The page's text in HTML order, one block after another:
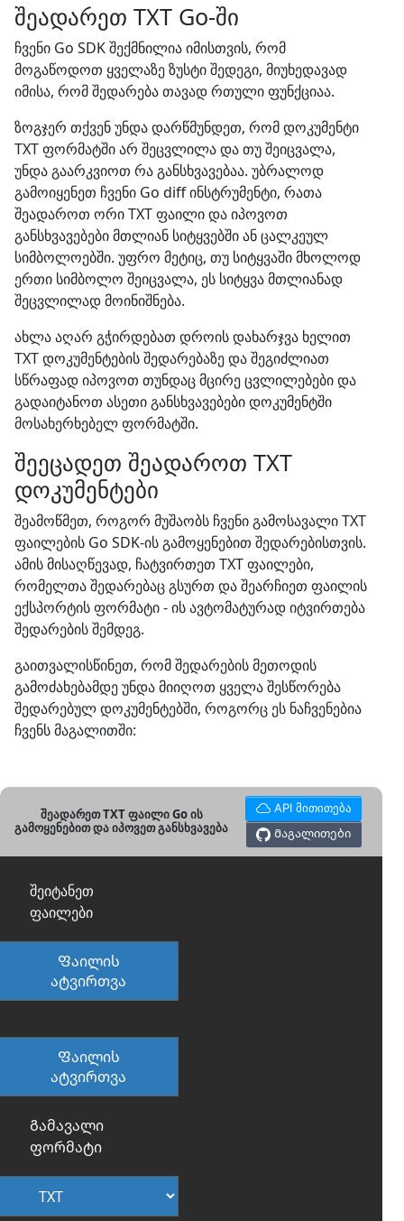
შეადარეთ TXT Go-ში
ჩვენი Go SDK შექმნილია იმისთვის, რომ
მოგაწოდოთ ყველაზე ზუსტი შედეგი, მიუხედავად
იმისა, რომ შედარება თავად რთული ფუნქციაა.
ზოგჯერ თქვენ უნდა დარწმუნდეთ, რომ დოკუმენტი
TXT ფორმატში არ შეცვლილა და თუ შეიცვალა,
უნდა გაარკვიოთ რა განსხვავებაა. უბრალოდ
გამოიყენეთ ჩვენი Go diff ინსტრუმენტი, რათა
შეადაროთ ორი TXT ფაილი და იპოვოთ
განსხვავებები მთლიან სიტყვებში ან ცალკეულ
სიმბოლოებში. უფრო მეტიც, თუ სიტყვაში მხოლოდ
ერთი სიმბოლო შეიცვალა, ეს სიტყვა მთლიანად
შეცვლილად მოინიშნება.
ახლა აღარ გჭირდებათ დროის დახარჯვა ხელით
TXT დოკუმენტების შედარებაზე და შეგიძლიათ
სწრაფად იპოვოთ თუნდაც მცირე ცვლილებები და
გადაიტანოთ ასეთი განსხვავებები დოკუმენტში
მოსახერხებელ ფორმატში.
შეეცადეთ შეადაროთ TXT
დოკუმენტები
შეამოწმეთ, როგორ მუშაობს ჩვენი გამოსავალი TXT
ფაილების Go SDK-ის გამოყენებით შედარებისთვის.
ამის მისაღწევად, ჩატვირთეთ TXT ფაილები,
რომელთა შედარებაც გსურთ და შეარჩიეთ ფაილის
ექსპორტის ფორმატი - ის ავტომატურად იტვირთება
შედარების შემდეგ.
გაითვალისწინეთ, რომ შედარების მეთოდის
გამოძახებამდე უნდა მიიღოთ ყველა შესწორება
შედარებულ დოკუმენტებში, როგორც ეს ნაჩვენებია
ჩვენს მაგალითში:
შეადარეთ TXT ფაილი Go ის
გამოყენებით და იპოვეთ განსხვავება
API მითითება
Მაგალითები
შეიტანეთ
ფაილები
Ფაილის
ატვირთვა
Ფაილის
ატვირთვა
Გამავალი
ფორმატი